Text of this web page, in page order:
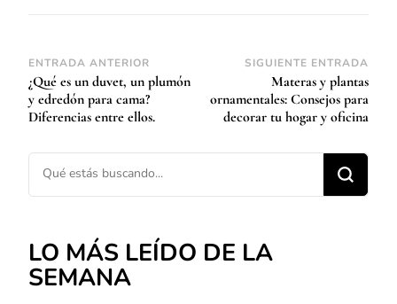
Navegación
de
entradas
ENTRADA ANTERIOR
¿Qué es un duvet, un plumón
y edredón para cama?
Diferencias entre ellos.
SIGUIENTE ENTRADA
Materas y plantas
ornamentales: Consejos para
decorar tu hogar y oficina
¿Buscas algo?
LO MÁS LEÍDO DE LA
SEMANA